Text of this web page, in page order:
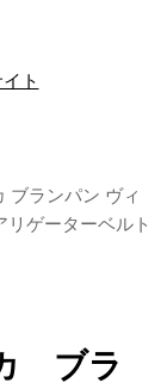
ブランパン ヴィ
ゲーターベルト
ブラ